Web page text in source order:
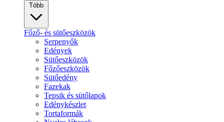
Főző- és sütőeszközök
Serpenyők
Edények
Sütőeszközök
Főzőeszközök
Sütőedény
Fazekak
Tepsik és sütőlapok
Edénykészlet
Tortaformák